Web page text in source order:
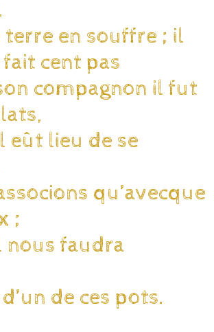
terre en souffre ; il
fait cent pas
compagnon il fut
eût lieu de se
qu’avecque
;
nous faudra
de ces pots.